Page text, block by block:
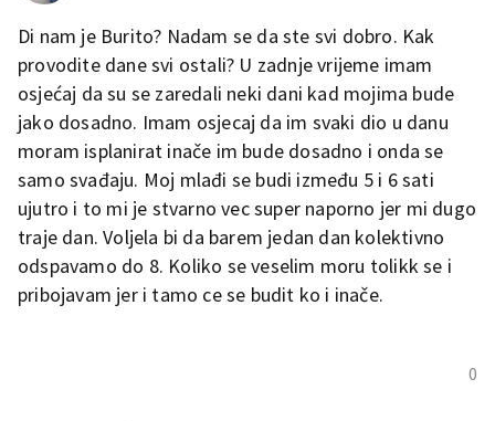
Di nam je Burito? Nadam se da ste svi dobro. Kak
provodite dane svi ostali? U zadnje vrijeme imam
osjećaj da su se zaredali neki dani kad mojima bude
jako dosadno. Imam osjecaj da im svaki dio u danu
moram isplanirat inače im bude dosadno i onda se
samo svađaju. Moj mlađi se budi između 5 i 6 sati
ujutro i to mi je stvarno vec super naporno jer mi dugo
traje dan. Voljela bi da barem jedan dan kolektivno
odspavamo do 8. Koliko se veselim moru tolikk se i
pribojavam jer i tamo ce se budit ko i inače.
0